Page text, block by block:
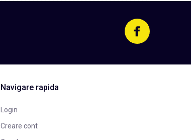
Navigare rapida
Login
Creare cont